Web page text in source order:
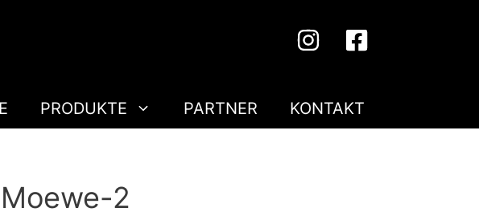
PRODUKTE PARTNER KONTAKT
2